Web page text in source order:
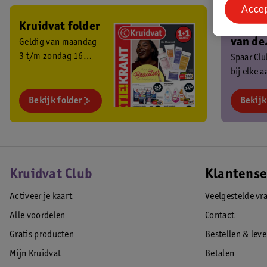
Kruidvat folder
Geldig van maandag
3 t/m zondag 16
Bekijk folder
Ben
van de
Club?
Spaar
bij elke
Kruidvat Club
Activeer je kaart
Alle voordelen
Gratis producten
Mijn Kruidvat
Veelgestelde
Contact
Bestellen &
Betalen